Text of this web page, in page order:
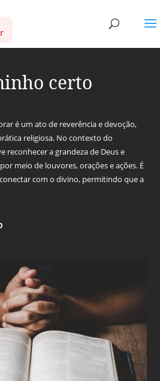
certo
é um ato de reverência e devoção,
religiosa. No contexto do
reconhecer a grandeza de Deus e
meio de louvores, orações e ações. É
com o divino, permitindo que a